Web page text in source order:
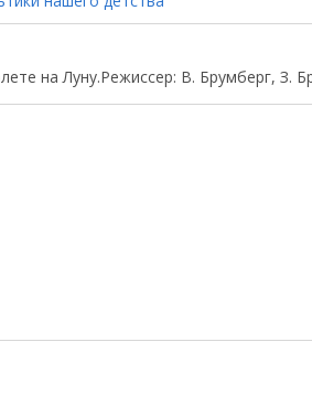
на Луну.Режиссер: В. Брумберг, З.